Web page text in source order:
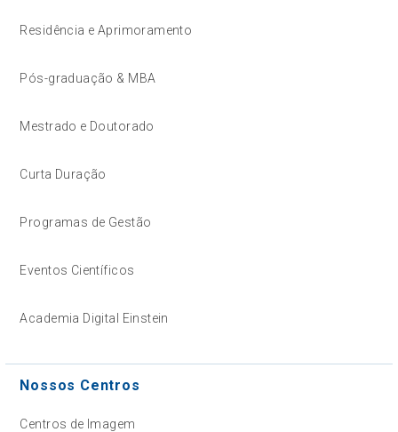
Residência e Aprimoramento
Pós-graduação & MBA
Mestrado e Doutorado
Curta Duração
Programas de Gestão
Eventos Científicos
Academia Digital Einstein
Nossos Centros
Centros de Imagem